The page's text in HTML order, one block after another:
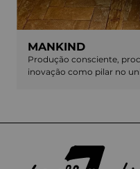
MANKIND
Produção consciente,
inovação como pilar no